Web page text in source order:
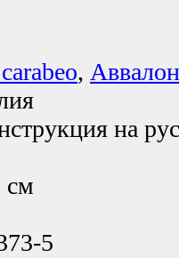
,
на
см
5